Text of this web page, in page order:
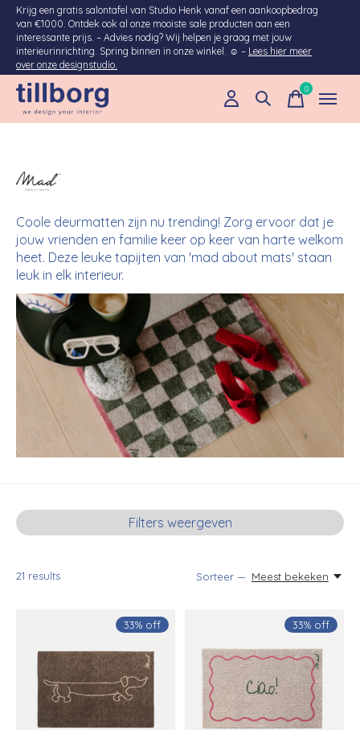
Krijg een gratis salontafel van Studio Henk vanaf een aankoopbedrag
van €1000. Ontdek ook al onze mooiste sale producten aan een
interessante prijs. – Advies nodig? Wij helpen je graag met jouw
interieurinrichting. Spring binnen in onze winkel. ☺ – Lees hier meer
over onze designstudio.
0items
MAD ABOUT MATS
Coole deurmatten zijn nu trending! Zorg ervoor dat je
jouw vrienden en familie keer op keer van harte welkom
heet. Deze leuke tapijten van 'mad about mats' staan
leuk in elk interieur.
Filters weergeven
21 results Sorteer — Meest bekeken
33% off 33% off